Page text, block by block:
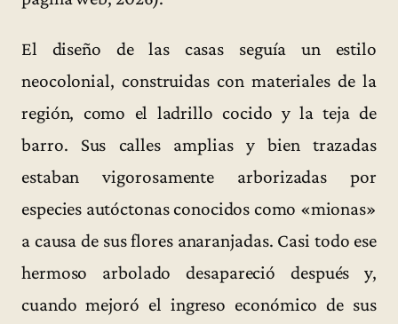
El diseño de las casas seguía un estilo
neocolonial, construidas con materiales de la
región, como el ladrillo cocido y la teja de
barro. Sus calles amplias y bien trazadas
estaban vigorosamente arborizadas por
especies autóctonas conocidos como «mionas»
a causa de sus flores anaranjadas. Casi todo ese
hermoso arbolado desapareció después y,
cuando mejoró el ingreso económico de sus